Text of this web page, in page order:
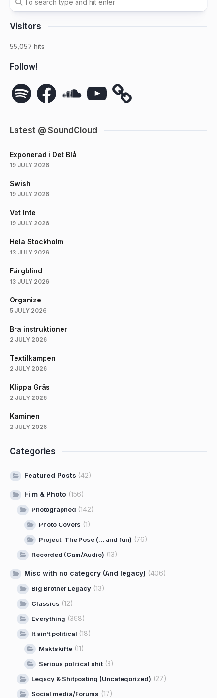
Visitors
55,057 hits
Follow!
Spotify FacebookSoundCloudYouTube
Latest @ SoundCloud
Exponerad i Det Blå
19 JULY 2026
Swish
19 JULY 2026
Vet Inte
19 JULY 2026
Hela Stockholm
13 JULY 2026
Färgblind
13 JULY 2026
Organize
5 JULY 2026
Bra instruktioner
2 JULY 2026
Textilkampen
2 JULY 2026
Klippa Gräs
2 JULY 2026
Kaminen
2 JULY 2026
Categories
Featured Posts (42)
Film & Photo (156)
Photographed (142)
Photo Covers (1)
Project: The Pose (… and fun) (76)
Recorded (Cam/Audio) (13)
Misc with no category (And legacy) (406)
Big Brother Legacy (13)
Classics (12)
Everything (398)
It ain't political (18)
Maktskifte (11)
Serious political shit(3)
Legacy & Shitposting (Uncategorized) (27)
Social media/Forums (17)